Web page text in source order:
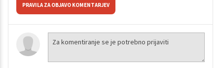
PRAVILA ZA OBJAVO KOMENTARJEV